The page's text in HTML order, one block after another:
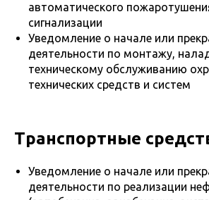
автоматического
сигнализации
Уведомление о начале или
деятельности по монтажу,
техническому обслуживанию
технических средств и систем
Транспортные
Уведомление о начале или
деятельности по реализации